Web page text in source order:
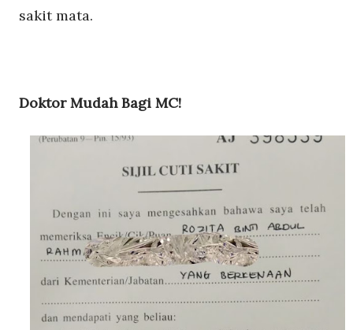
sakit mata.
Doktor Mudah Bagi MC!